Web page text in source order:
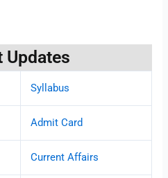
Updates
Syllabus
Admit Card
Current Affairs